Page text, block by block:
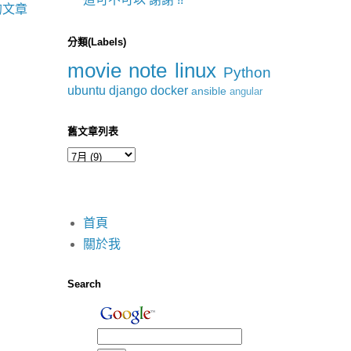
章
分類(Labels)
movie note linux Python
ubuntu django docker ansible angular
舊文章列表
首頁
關於我
Search